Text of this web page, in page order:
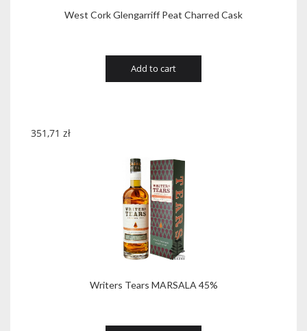
West Cork Glengarriff Peat Charred Cask
Add to cart
Writers Tears MARSALA 45%
351,71 zł